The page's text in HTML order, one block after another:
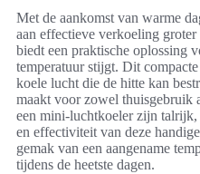
Met de aankomst van warme
aan effectieve verkoeling
biedt een praktische oplossing
temperatuur stijgt. Dit
koele lucht die de hitte kan
maakt voor zowel thuisgebruik
een mini-luchtkoeler zijn
en effectiviteit van deze
gemak van een aangename
tijdens de heetste dagen.